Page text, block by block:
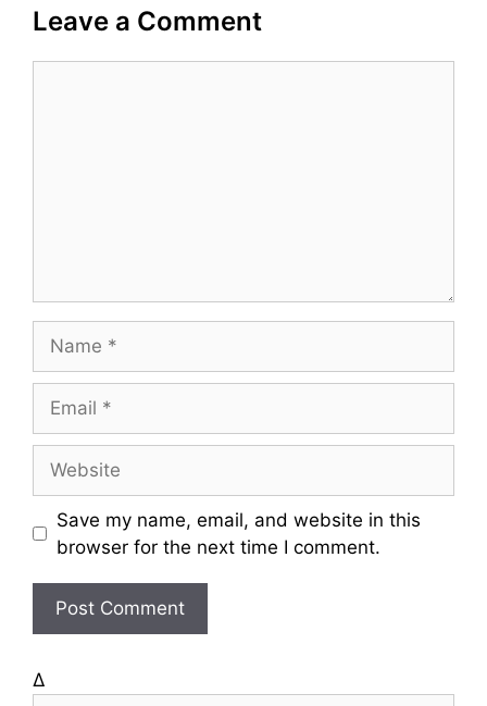
s
Leave a Comment
m
a
l
s
Save my name, email, and website in this
browser for the next time I comment.
Δ